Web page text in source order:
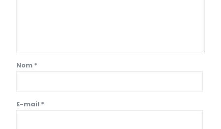
Nom *
E-mail *